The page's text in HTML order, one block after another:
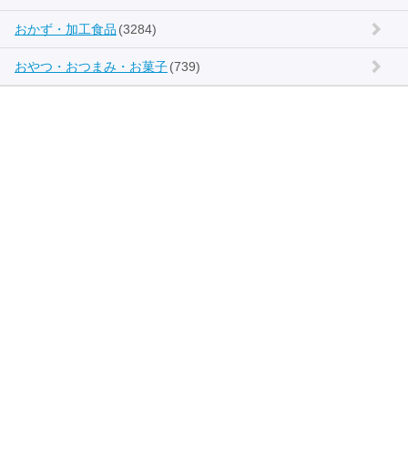
おかず・加工食品 (3284)
おやつ・おつまみ・お菓子(739)